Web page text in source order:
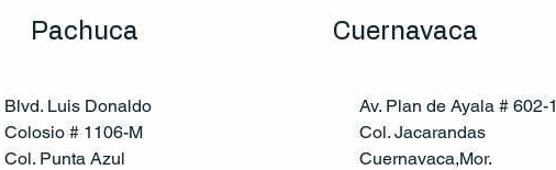
Blvd. Luis Donaldo
Colosio # 1106-M
Col. Punta Azul
Av. Plan de Ayala # 602-1
Col. Jacarandas
Cuernavaca,Mor.
Pachuca Cuernavaca